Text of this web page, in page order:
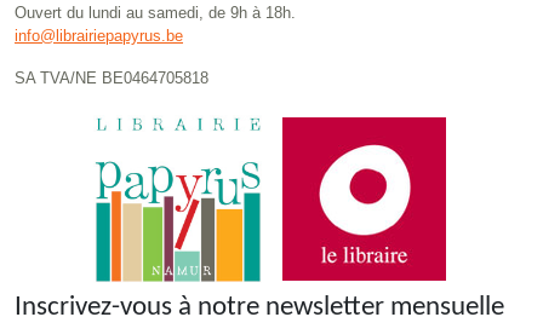
Ouvert du lundi au samedi, de 9h à 18h.
info@librairiepapyrus.be
SA TVA/NE BE0464705818
Inscrivez-vous à notre newsletter mensuelle